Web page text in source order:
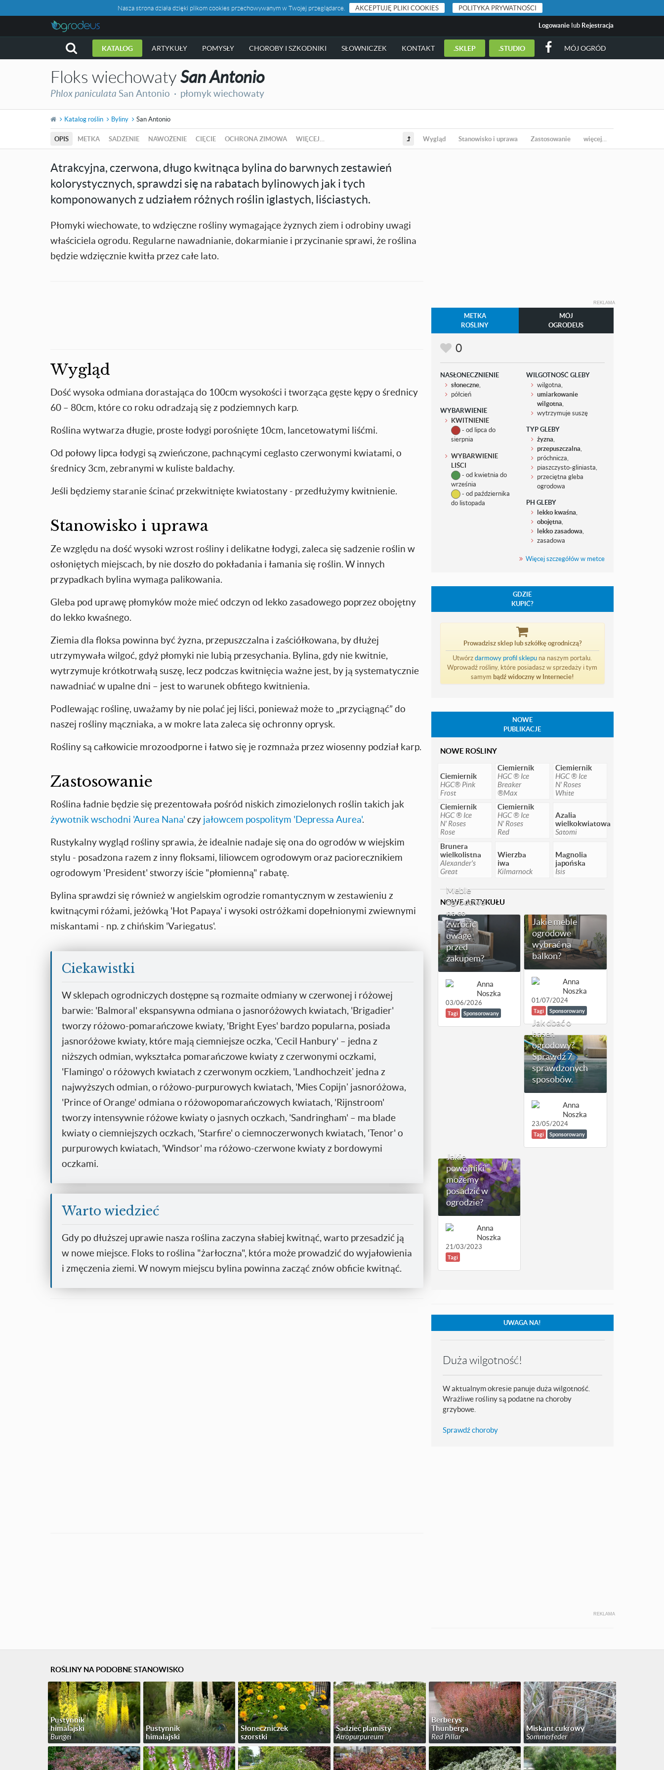
Nasza strona działa dzięki plikom cookies przechowywanym w Twojej przeglądarce. AKCEPTUJĘ PLIKI COOKIES POLITYKA PRYWATNOŚCI
Logowanie lub Rejestracja
KATALOG ARTYKUŁY POMYSŁY CHOROBY I SZKODNIKI SŁOWNICZEK KONTAKT .SKLEP .STUDIO MÓJ OGRÓD
Floks wiechowatySan Antonio
Phlox paniculata San Antonio · płomyk wiechowaty
Katalog roślin Byliny San Antonio
OPIS METKA SADZENIE NAWOŻENIE CIĘCIE OCHRONA ZIMOWA WIĘCEJ… Wygląd Stanowisko i uprawa Zastosowanie więcej…
Atrakcyjna, czerwona, długo kwitnąca bylina do barwnych zestawień
kolorystycznych, sprawdzi się na rabatach bylinowych jak i tych
komponowanych z udziałem różnych roślin iglastych, liściastych.
Płomyki wiechowate, to wdzięczne rośliny wymagające żyznych ziem i odrobiny uwagi
właściciela ogrodu. Regularne nawadnianie, dokarmianie i przycinanie sprawi, że roślina
będzie wdzięcznie kwitła przez całe lato.
Wygląd
Dość wysoka odmiana dorastająca do 100cm wysokości i tworząca gęste kępy o średnicy
60 – 80cm, które co roku odradzają się z podziemnych karp.
Roślina wytwarza długie, proste łodygi porośnięte 10cm, lancetowatymi liśćmi.
Od połowy lipca łodygi są zwieńczone, pachnącymi ceglasto czerwonymi kwiatami, o
średnicy 3cm, zebranymi w kuliste baldachy.
Jeśli będziemy staranie ścinać przekwitnięte kwiatostany - przedłużymy kwitnienie.
Stanowisko i uprawa
Ze względu na dość wysoki wzrost rośliny i delikatne łodygi, zaleca się sadzenie roślin w
osłoniętych miejscach, by nie doszło do pokładania i łamania się roślin. W innych
przypadkach bylina wymaga palikowania.
Gleba pod uprawę płomyków może mieć odczyn od lekko zasadowego poprzez obojętny
do lekko kwaśnego.
Ziemia dla floksa powinna być żyzna, przepuszczalna i zaściółkowana, by dłużej
utrzymywała wilgoć, gdyż płomyki nie lubią przesychania. Bylina, gdy nie kwitnie,
wytrzymuje krótkotrwałą suszę, lecz podczas kwitnięcia ważne jest, by ją systematycznie
nawadniać w upalne dni – jest to warunek obfitego kwitnienia.
Podlewając roślinę, uważamy by nie polać jej liści, ponieważ może to „przyciągnąć” do
naszej rośliny mączniaka, a w mokre lata zaleca się ochronny oprysk.
Rośliny są całkowicie mrozoodporne i łatwo się je rozmnaża przez wiosenny podział karp.
Zastosowanie
Roślina ładnie będzie się prezentowała pośród niskich zimozielonych roślin takich jak
żywotnik wschodni 'Aurea Nana' czy jałowcem pospolitym 'Depressa Aurea'.
Rustykalny wygląd rośliny sprawia, że idealnie nadaje się ona do ogrodów w wiejskim
stylu - posadzona razem z inny floksami, liliowcem ogrodowym oraz paciorecznikiem
ogrodowym 'President' stworzy iście "płomienną" rabatę.
Bylina sprawdzi się również w angielskim ogrodzie romantycznym w zestawieniu z
kwitnącymi różami, jeżówką 'Hot Papaya' i wysoki ostróżkami dopełnionymi zwiewnymi
miskantami - np. z chińskim 'Variegatus'.
Ciekawistki
W sklepach ogrodniczych dostępne są rozmaite odmiany w czerwonej i różowej
barwie: 'Balmoral' ekspansywna odmiana o jasnoróżowych kwiatach, 'Brigadier'
tworzy różowo-pomarańczowe kwiaty, 'Bright Eyes' bardzo popularna, posiada
jasnoróżowe kwiaty, które mają ciemniejsze oczka, 'Cecil Hanbury' – jedna z
niższych odmian, wykształca pomarańczowe kwiaty z czerwonymi oczkami,
'Flamingo' o różowych kwiatach z czerwonym oczkiem, 'Landhochzeitʼ jedna z
najwyższych odmian, o różowo-purpurowych kwiatach, 'Mies Copijnʼ jasnoróżowa,
'Prince of Orange' odmiana o różowopomarańczowych kwiatach, 'Rijnstroom'
tworzy intensywnie różowe kwiaty o jasnych oczkach, 'Sandringham' – ma blade
kwiaty o ciemniejszych oczkach, 'Starfire' o ciemnoczerwonych kwiatach, 'Tenor' o
purpurowych kwiatach, 'Windsor' ma różowo-czerwone kwiaty z bordowymi
oczkami.
Warto wiedzieć
Gdy po dłuższej uprawie nasza roślina zaczyna słabiej kwitnąć, warto przesadzić ją
w nowe miejsce. Floks to roślina "żarłoczna", która może prowadzić do wyjałowienia
i zmęczenia ziemi. W nowym miejscu bylina powinna zacząć znów obficie kwitnąć.
REKLAMA
METKA
ROŚLINY
MÓJ
OGRODEUS
0
NASŁONECZNIENIE
słoneczne,
półcień
WYBARWIENIE
KWITNIENIE
- od lipca do
sierpnia
WYBARWIENIE
LIŚCI
- od kwietnia do
września
- od października
do listopada
WILGOTNOŚĆ GLEBY
wilgotna,
umiarkowanie
wilgotna
wytrzymuje suszę
TYP GLEBY
żyzna
przepuszczalna
próchnicza,
piaszczysto-gliniasta,
przeciętna gleba
ogrodowa
PH GLEBY
lekko kwaśna
obojętna
lekko zasadowa
zasadowa
Więcej szczegółów w metce
GDZIE
KUPIĆ?
Prowadzisz sklep lub szkółkę ogrodniczą?
Utwórzdarmowy profil sklepu na naszym portalu.
Wprowadź rośliny, które posiadasz w sprzedaży i tym
samym bądź widoczny w Internecie!
NOWE
PUBLIKACJE
NOWE ROŚLINY
Ciemiernik
HGC® Pink
Frost
Ciemiernik
HGC ® Ice
Breaker
®Max
Ciemiernik
HGC ® Ice
N' Roses
White
Ciemiernik
HGC ® Ice
N' Roses
Rose
Ciemiernik
HGC ® Ice
N' Roses
Red
Azalia
wielkokwiatowa
Satomi
Brunera
wielkolistna
Alexander's
Great
Wierzba
iwa
Kilmarnock
Magnolia
japońska
Isis
NOWE ARTYKUŁU
Meble
ogrodowe -
na co
zwrócić
uwagę
przed
zakupem?
Anna
Noszka
03/06/2026
Tagi Sponsorowany
Jakie meble
ogrodowe
wybrać na
balkon?
Anna
Noszka
01/07/2024
Tagi Sponsorowany
Jak dbać o
basen
ogrodowy?
Sprawdź 7
sprawdzonych
sposobów.
Anna
Noszka
23/05/2024
Tagi Sponsorowany
Jakie
powojniki
możemy
posadzić w
ogrodzie?
Anna
Noszka
21/03/2023
Tagi
UWAGA NA!
Duża wilgotność!
W aktualnym okresie panuje duża wilgotność.
Wrażliwe rośliny są podatne na choroby
grzybowe.
Sprawdź choroby
REKLAMA
ROŚLINY NA PODOBNE STANOWISKO
Pustynnik
himalajski
Bungei
Pustynnik
himalajski
Słoneczniczek
szorstki
Sadziec plamisty
Atropurpureum
Berberys
Thunberga
Red Pillar
Miskant cukrowy
Sommerfeder